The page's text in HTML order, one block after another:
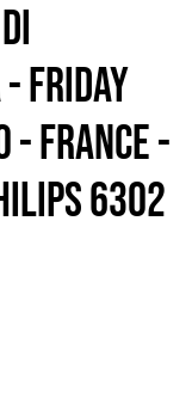
- Friday
- France -
6302